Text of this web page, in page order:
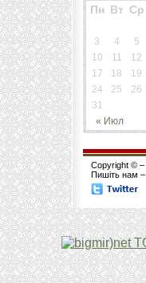
Пн Вт Ср
« Июл
3
4 5
10
11 12
17
18 19
24
25 26
31
Copyright © –
Пишіть нам –